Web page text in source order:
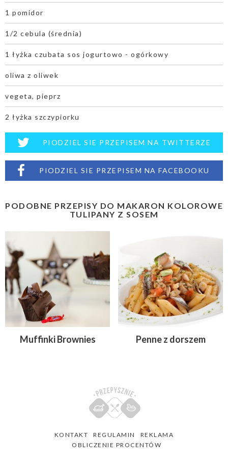
1 pomidor
1/2 cebula (średnia)
1 łyżka czubata sos jogurtowo - ogórkowy
oliwa z oliwek
vegeta, pieprz
2 łyżka szczypiorku
PIODZIEL SIE PRZEPISEM NA TWITTERZE
PIODZIEL SIE PRZEPISEM NA FACEBOOKU
PODOBNE PRZEPISY DO MAKARON KOLOROWE
TULIPANY Z SOSEM
Muffinki Brownies Penne z dorszem
KONTAKT REGULAMIN
REKLAMA
OBLICZENIE PROCENTÓW